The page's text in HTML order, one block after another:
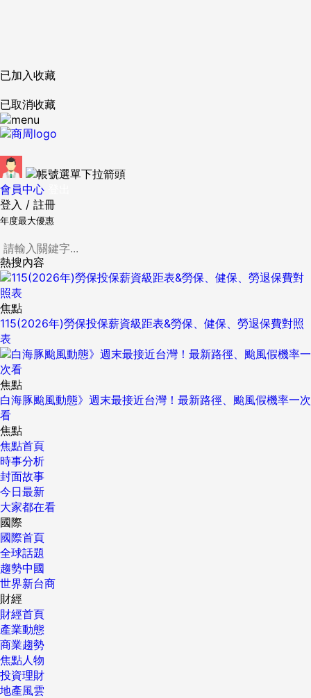
已加入收藏
已取消收藏
會員中心
登入 / 註冊
年度最大優惠
熱搜內容
焦點
115(2026年)勞保投保薪資級距表&勞保、健保、勞退保費對照
表
焦點
白海豚颱風動態》週末最接近台灣！最新路徑、颱風假機率一次
看
焦點
焦點首頁
時事分析
封面故事
今日最新
大家都在看
國際
國際首頁
全球話題
趨勢中國
世界新台商
財經
財經首頁
產業動態
商業趨勢
焦點人物
投資理財
地產風雲